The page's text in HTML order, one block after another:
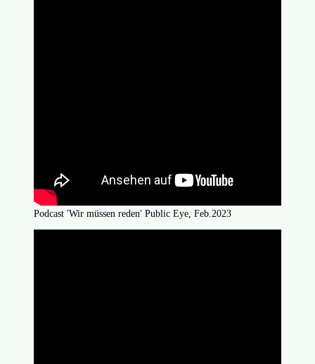
Podcast 'Wir müssen reden' Public Eye, Feb.2023